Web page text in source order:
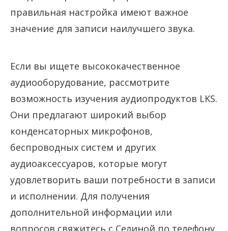
правильная настройка имеют важное
значение для записи наилучшего звука.
Если вы ищете высококачественное
аудиооборудование, рассмотрите
возможность изучения аудиопродуктов LKS.
Они предлагают широкий выбор
конденсаторных микрофонов,
беспроводных систем и других
аудиоаксессуаров, которые могут
удовлетворить ваши потребности в записи
и исполнении. Для получения
дополнительной информации или
вопросов свяжитесь с Селиной по телефону